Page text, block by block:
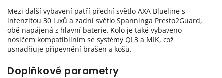
Mezi další vybavení patří přední světlo AXA Blueline s
intenzitou 30 luxů a zadní světlo Spanninga Presto2Guard,
obě napájená z hlavní baterie. Kolo je také vybaveno
nosičem kompatibilním se systémy QL3 a MIK, což
usnadňuje připevnění brašen a košů.
Doplňkové parametry